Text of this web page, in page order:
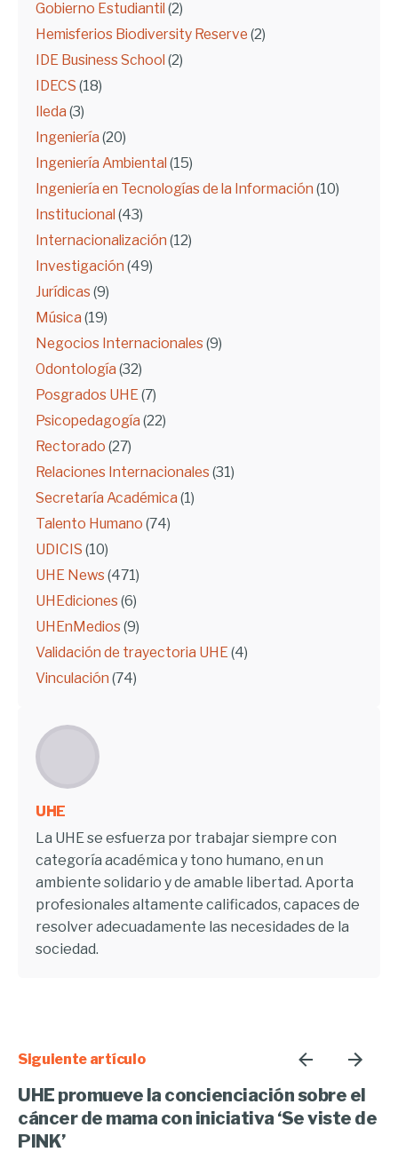
Gobierno Estudiantil (2)
Hemisferios Biodiversity Reserve (2)
IDE Business School (2)
IDECS (18)
Ileda (3)
Ingeniería (20)
Ingeniería Ambiental (15)
Ingeniería en Tecnologías de la Información (10)
Institucional (43)
Internacionalización (12)
Investigación (49)
Jurídicas (9)
Música (19)
Negocios Internacionales (9)
Odontología (32)
Posgrados UHE(7)
Psicopedagogía (22)
Rectorado (27)
Relaciones Internacionales (31)
Secretaría Académica (1)
Talento Humano (74)
UDICIS (10)
UHE News (471)
UHEdiciones (6)
UHEnMedios (9)
Validación de trayectoria UHE(4)
Vinculación (74)
UHE
La UHE se esfuerza por trabajar siempre con
categoría académica y tono humano, en un
ambiente solidario y de amable libertad. Aporta
profesionales altamente calificados, capaces de
resolver adecuadamente las necesidades de la
sociedad.
Siguiente artículo
UHE promueve la concienciación sobre el
cáncer de mama con iniciativa ‘Se viste de
PINK’